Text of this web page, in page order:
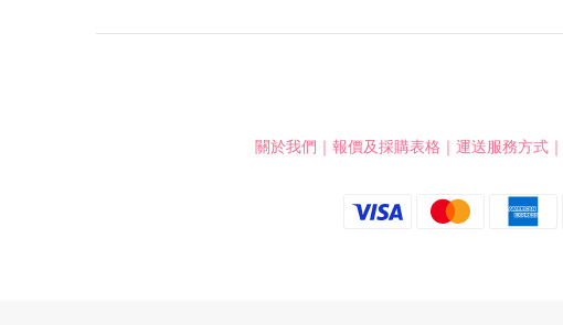
關於我們 ｜ 報價及採購表格 ｜ 運送服務方式 ｜